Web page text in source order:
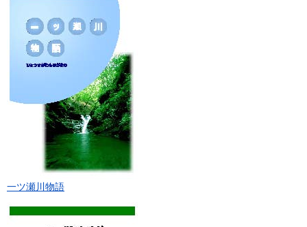
一ツ瀬川物語